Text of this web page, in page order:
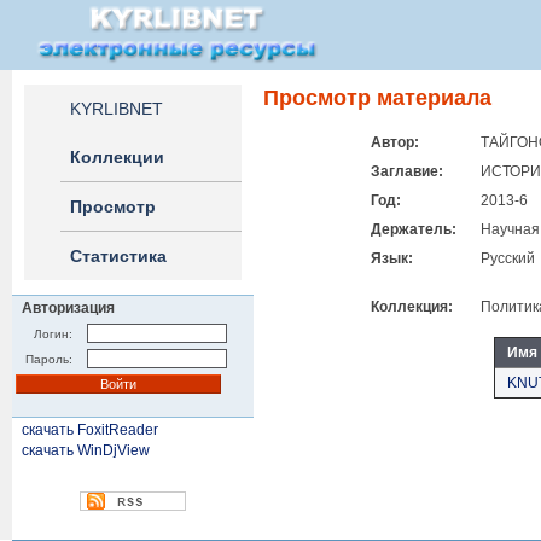
KYRLIBNET
Коллекции
Просмотр
Статистика
Авторизация
Логин:
Пароль:
скачать FoxitReader
скачать WinDjView
Просмотр материала
Автор:
Заглавие:
Год:
2013-6
Держатель:
Язык:
Русский
Коллекция:
Имя